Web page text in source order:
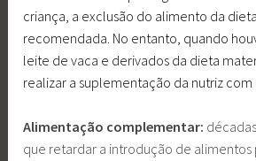
criança, a exclusão do alimento da
recomendada. No entanto, quando
leite de vaca e derivados da dieta
realizar a suplementação da nutriz com
Alimentação complementar:
que retardar a introdução de